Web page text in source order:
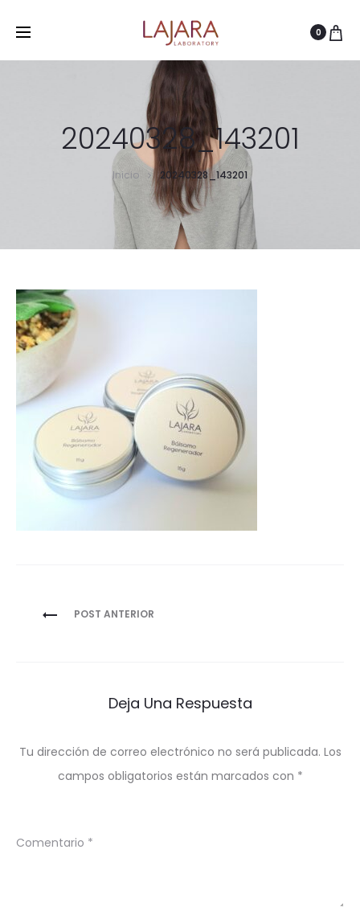
0
20240328_143201
Inicio 20240328_143201
Navegación
POST ANTERIOR
Deja Una Respuesta
Tu dirección de correo electrónico no será publicada. Los
campos obligatorios están marcados con *
Comentario *